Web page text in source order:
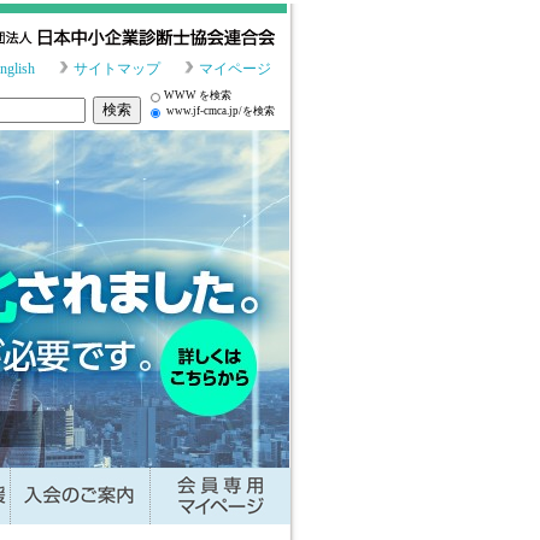
マイページ
サイトマップ
WWW を検索
www.jf-cmca.jp/を検索